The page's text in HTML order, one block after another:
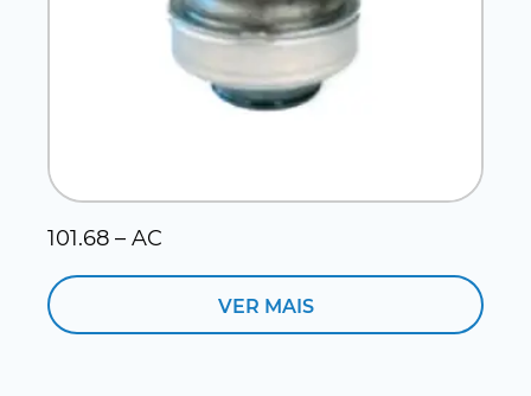
101.68 – AC
VER MAIS